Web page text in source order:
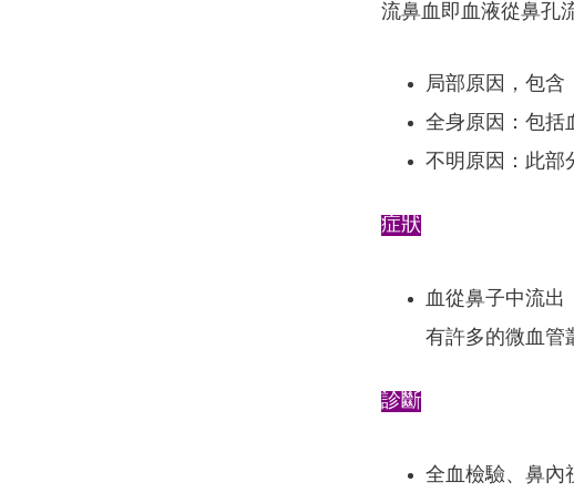
流鼻血即血液從鼻孔
局部原因，包含
全身原因：包括
不明原因：此部
症狀
血從鼻子中流出
有許多的微血管
診斷
全血檢驗、鼻內